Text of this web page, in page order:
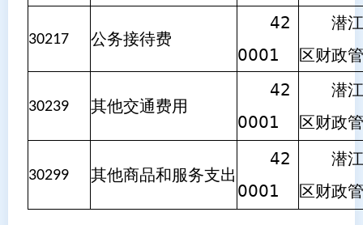
30217 公务接待费
42
0001
潜江
区财政
30239 其他交通费用
42
0001
潜江
区财政
30299 其他商品和服务支出
42
0001
潜江
区财政